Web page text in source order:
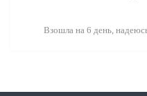
Взошла на 6 день,